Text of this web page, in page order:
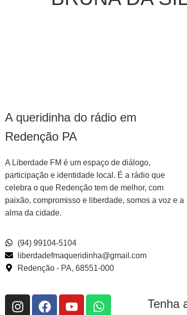
A queridinha do rádio em
Redenção PA
A Liberdade FM é um espaço de diálogo,
participação e identidade local. É a rádio que
celebra o que Redenção tem de melhor, com
paixão, compromisso e liberdade, somos a voz e a
alma da cidade.
(94) 99104-5104
liberdadefmaqueridinha@gmail.com
Redenção - PA, 68551-000
Tenha